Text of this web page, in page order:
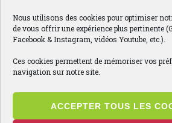
Nous utilisons des cookies pour optimiser
de vous offrir une expérience plus pertinente
Facebook & Instagram, vidéos Youtube, etc.).
Ces cookies permettent de mémoriser vos
navigation sur notre site.
ACCEPTER TOUS LES